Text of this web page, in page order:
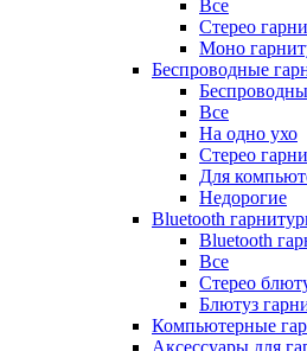
Все
Стерео
Моно
Беспроводные
Все
На одно ухо
Стерео
Для
Недорогие
Bluetooth
Bluetooth
Все
Стерео
Блютуз
Компьютерные
Аксессуары для